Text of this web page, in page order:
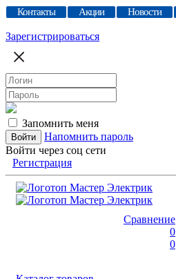
Контакты Акции Новости
Зарегистрироваться
Запомнить меня
Напомнить пароль
Войти через соц сети
Регистрация
Сравнение
0
0